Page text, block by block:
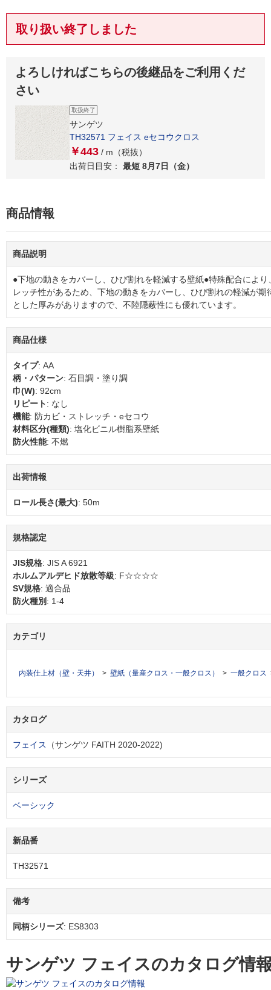
取り扱い終了しました
よろしければこちらの後継品をご利用くだ
さい
取扱終了
サンゲツ
TH32571 フェイス eセコウクロス
￥443 / m（税抜）
出荷日目安：
最短 8月7日（金）
商品情報
商品説明
●下地の動きをカバーし、ひび割れを軽減する壁紙●特殊配合によ
レッチ性があるため、下地の動きをカバーし、ひび割れの軽減が期
とした厚みがありますので、不陸隠蔽性にも優れています。
商品仕様
タイプ: AA
柄・パターン: 石目調・塗り調
巾(W): 92cm
リピート: なし
機能: 防カビ・ストレッチ・eセコウ
材料区分(種類): 塩化ビニル樹脂系壁紙
防火性能: 不燃
出荷情報
ロール長さ(最大): 50m
規格認定
JIS規格: JIS A 6921
ホルムアルデヒド放散等級: F☆☆☆☆
SV規格: 適合品
防火種別 : 1-4
カテゴリ
内装仕上材（壁・天井） 壁紙（量産クロス・一般クロス） 一般クロス
カタログ
フェイス （サンゲツ FAITH 2020-2022)
シリーズ
ベーシック
新品番
TH32571
備考
同柄シリーズ: ES8303
サンゲツ フェイスのカタログ情